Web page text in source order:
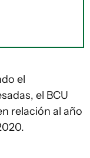
el
el BCU
relación al año